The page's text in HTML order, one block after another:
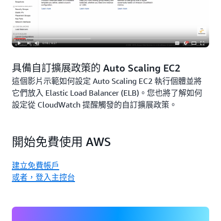
具備自訂擴展政策的 Auto Scaling EC2
這個影片示範如何設定 Auto Scaling EC2 執行個體並將
它們放入 Elastic Load Balancer (ELB)。您也將了解如何
設定從 CloudWatch 提醒觸發的自訂擴展政策。
開始免費使用 AWS
建立免費帳戶
或者，登入主控台